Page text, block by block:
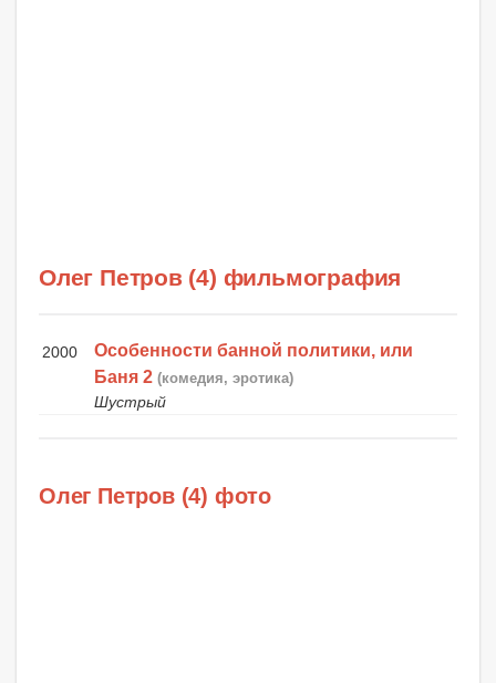
Олег Петров (4) фильмография
2000
Особенности банной политики, или
Баня 2 (комедия, эротика)
Шустрый
Олег Петров (4) фото